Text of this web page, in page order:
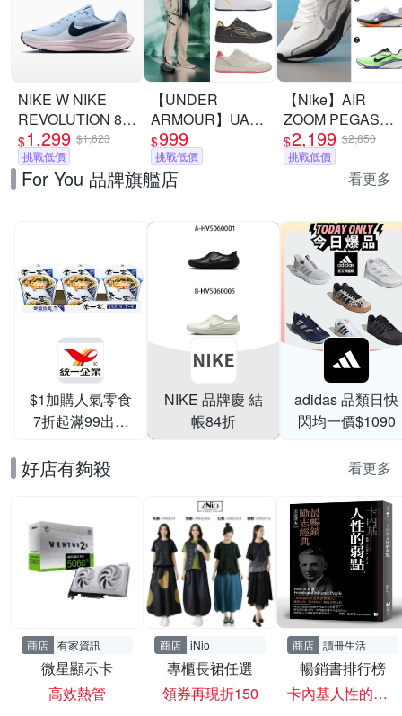
NIKE W NIKE
REVOLUTION 8
女 跑步鞋
HJ8485400
$1,299 $1,623
挑戰低價
【UNDER
ARMOUR】UA
Tempo 運動休閒鞋
多款任選
$999
挑戰低價
【Nike】AIR
ZOOM PEGASUS
42 RR 慢跑鞋 運
動鞋 男 A-
II7210100 B-
款
$2,199 $2,850
挑戰低價
For You 品牌旗艦店 看更多
$1加購人氣零食
7折起滿99出貨
NIKE 品牌慶 結
帳84折
adidas 品類日快
閃均一價$1090
好店有夠殺 看更多
商店 有家資訊
微星顯示卡
高效熱管
商店 iNio
專櫃長裙任選
領券再現折150
商店 讀冊生活
暢銷書排行榜
卡內基人性的弱點